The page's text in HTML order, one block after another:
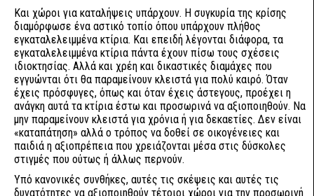
Και χώροι για καταλήψεις υπάρχουν. Η συγκυρία της κρίσης
διαμόρφωσε ένα αστικό τοπίο όπου υπάρχουν πλήθος
εγκαταλελειμμένα κτίρια. Και επειδή λέγονται διάφορα, τα
εγκαταλελειμμένα κτίρια πάντα έχουν πίσω τους σχέσεις
ιδιοκτησίας. Αλλά και χρέη και δικαστικές διαμάχες που
εγγυώνται ότι θα παραμείνουν κλειστά για πολύ καιρό. Όταν
έχεις πρόσφυγες, όπως και όταν έχεις άστεγους, προέχει η
ανάγκη αυτά τα κτίρια έστω και προσωρινά να αξιοποιηθούν. Να
μην παραμείνουν κλειστά για χρόνια ή για δεκαετίες. Δεν είναι
«καταπάτηση» αλλά ο τρόπος να δοθεί σε οικογένειες και
παιδιά η αξιοπρέπεια που χρειάζονται μέσα στις δύσκολες
στιγμές που ούτως ή άλλως περνούν.
Υπό κανονικές συνθήκες, αυτές τις σκέψεις και αυτές τις
δυνατότητες να αξιοποιηθούν τέτοιοι χώροι για την προσωρινή